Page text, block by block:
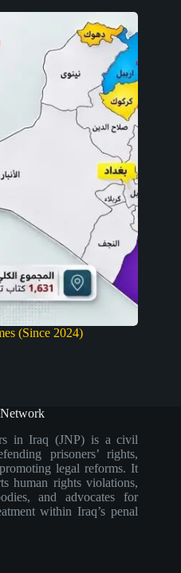
(Since 2024)
in Iraq (JNP) is a civil
prisoners’ rights,
legal reforms. It
human rights violations,
and advocates for
within Iraq’s penal